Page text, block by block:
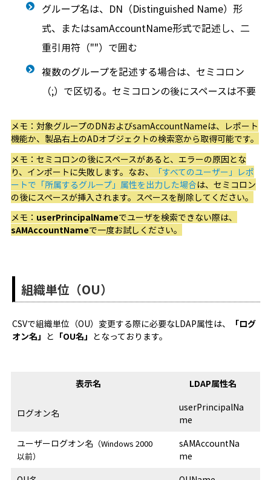
グループ名は、DN（Distinguished Name）形
式、またはsamAccountName形式で記述し、二
重引用符（""）で囲む
複数のグループを記述する場合は、セミコロン
（;）で区切る。セミコロンの後にスペースは不要
メモ：対象グループのDNおよびsamAccountNameは、レポート
機能か、製品右上のADオブジェクトの検索窓から取得可能です。
メモ：セミコロンの後にスペースがあると、エラーの原因とな
り、インポートに失敗します。なお、
「すべてのユーザー」レポ
ートで「所属するグループ」属性を出力した場合は、セミコロン
の後にスペースが挿入されます。スペースを削除してください。
メモ： userPrincipalNameでユーザを検索できない際は、
sAMAccountNameで一度お試しください。
組織単位（OU）
CSVで組織単位（OU）変更する際に必要なLDAP属性は、
「ログ
オン名」 と 「OU名」 となっております。
表示名 LDAP属性名
ログオン名
userPrincipalNa
me
ユーザーログオン名 （Windows 2000
以前）
sAMAccountNa
me